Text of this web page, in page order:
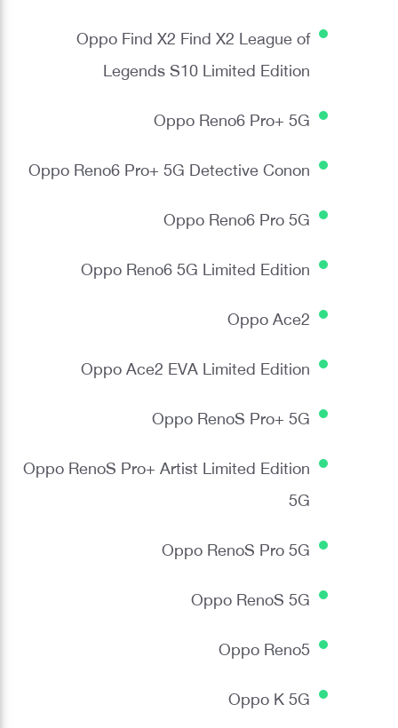
Oppo Find X2 Find X2 League of
Legends S10 Limited Edition
Oppo Reno6 Pro+ 5G
Oppo Reno6 Pro+ 5G Detective Conon
Oppo Reno6 Pro 5G
Oppo Reno6 5G Limited Edition
Oppo Ace2
Oppo Ace2 EVA Limited Edition
Oppo RenoS Pro+ 5G
Oppo RenoS Pro+ Artist Limited Edition
5G
Oppo RenoS Pro 5G
Oppo RenoS 5G
Oppo Reno5
Oppo K 5G